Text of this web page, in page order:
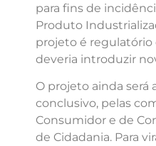
para fins de
Produto
projeto é regulatório
deveria introduzir
O projeto ainda será
conclusivo, pelas
Consumidor e de
de Cidadania. Para